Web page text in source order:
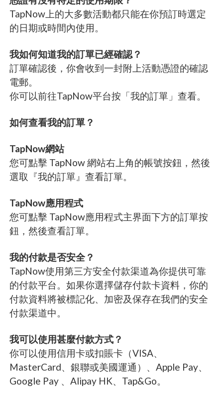
TapNow上的大多數活動都只能在你預訂時選定
的日期或時間內使用。
我如何知道我的訂單已經確認？
訂單確認後，你會收到一封附上活動憑證的確認
電郵。
你可以前往TapNow平台按「我的訂單」查看。
如何查看我的訂單？
TapNow網站
您可點擊 TapNow 網站右上角的帳號按鈕，然後
選取『我的訂單』查看訂單。
TapNow應用程式
您可點擊 TapNow應用程式主界面下方的訂單按
鈕，然後查看訂單。
我的付款是否安全？
TapNow使用第三方安全付款渠道為你提供可靠
的付款平台。如果你選擇儲存付款卡資料，你的
付款資料將被標記化、加密及保存在我們的安全
付款渠道中。
我可以使用甚麼付款方式？
你可以使用信用卡或扣賬卡（VISA、
MasterCard、銀聯或美國運通）、Apple Pay、
Google Pay 、Alipay HK、Tap&Go。